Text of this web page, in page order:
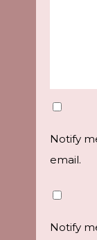
Notify
email.
Notify